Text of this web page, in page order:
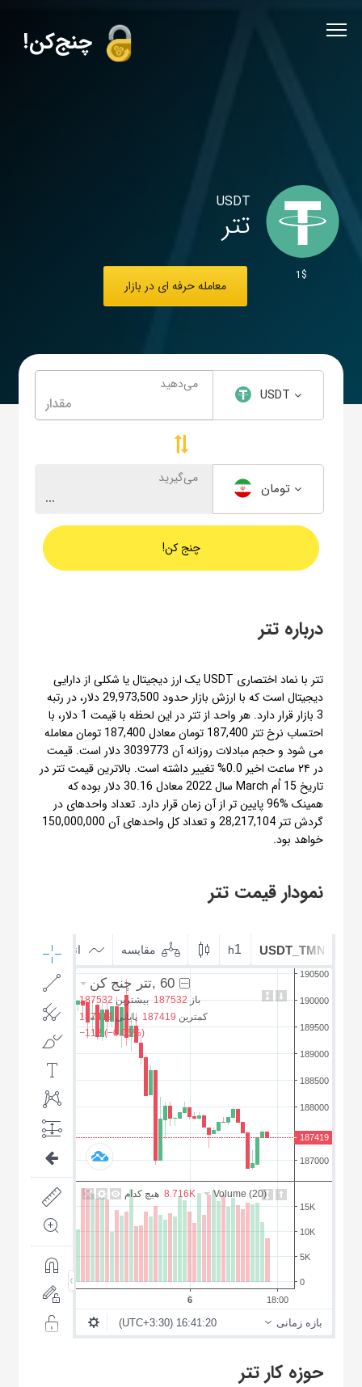
1$
USDT
تتر
معامله حرفه ای در بازار
می‌دهید
USDT
می‌گیرید
تومان
چنج کن!
درباره تتر
تتر با نماد اختصاری USDT یک ارز دیجیتال یا شکلی از دارایی
دیجیتال است که با ارزش بازار حدود 29,973,500 دلار، در رتبه
3 بازار قرار دارد. هر واحد از تتر در این لحظه با قیمت 1 دلار، با
احتساب نرخ تتر 187,400 تومان معادل 187,400 تومان معامله
می شود و حجم مبادلات روزانه آن 3039773 دلار است. قیمت
در ۲۴ ساعت اخیر 0.0% تغییر داشته است. بالاترین قیمت تتر در
تاریخ 15 اُم March سال 2022 معادل 30.16 دلار بوده که
همینک %96 پایین تر از آن زمان قرار دارد. تعداد واحدهای در
گردش تتر 28,217,104 و تعداد کل واحدهای آن 150,000,000
خواهد بود.
نمودار قیمت تتر
حوزه کار تتر